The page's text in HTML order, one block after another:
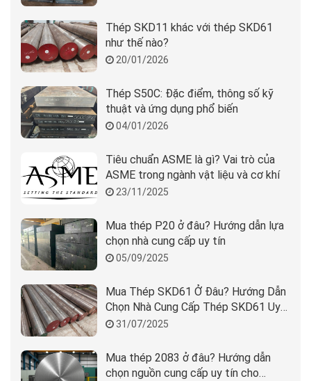
Thép SKD11 khác với thép SKD61
như thế nào?
20/01/2026
Thép S50C: Đặc điểm, thông số kỹ
thuật và ứng dụng phổ biến
04/01/2026
Tiêu chuẩn ASME là gì? Vai trò của
ASME trong ngành vật liệu và cơ khí
23/11/2025
Mua thép P20 ở đâu? Hướng dẫn lựa
chọn nhà cung cấp uy tín
05/09/2025
Mua Thép SKD61 Ở Đâu? Hướng Dẫn
Chọn Nhà Cung Cấp Thép SKD61 Uy
Tín31/07/2025
Mua thép 2083 ở đâu? Hướng dẫn
chọn nguồn cung cấp uy tín cho